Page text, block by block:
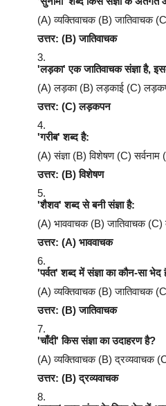
(A) व्यक्तिवाचक (B) जातिवाचक
उत्तर: (B) जातिवाचक
'लड़का' एक जातिवाचक संज्ञा है,
(A) लड़का (B) लड़काई (C)
उत्तर: (C) लड़कपन
'गरीब' शब्द है:
(A) संज्ञा (B) विशेषण (C) सर्वनाम
उत्तर: (B) विशेषण
'शैशव' शब्द से बनी संज्ञा है:
(A) भाववाचक (B) जातिवाचक (C)
उत्तर: (A) भाववाचक
'पर्वत' शब्द में संज्ञा का कौन-सा भेद
(A) व्यक्तिवाचक (B) जातिवाचक
उत्तर: (B) जातिवाचक
'चाँदी' किस संज्ञा का उदाहरण है?
(A) व्यक्तिवाचक (B) द्रव्यवाचक
उत्तर: (B) द्रव्यवाचक